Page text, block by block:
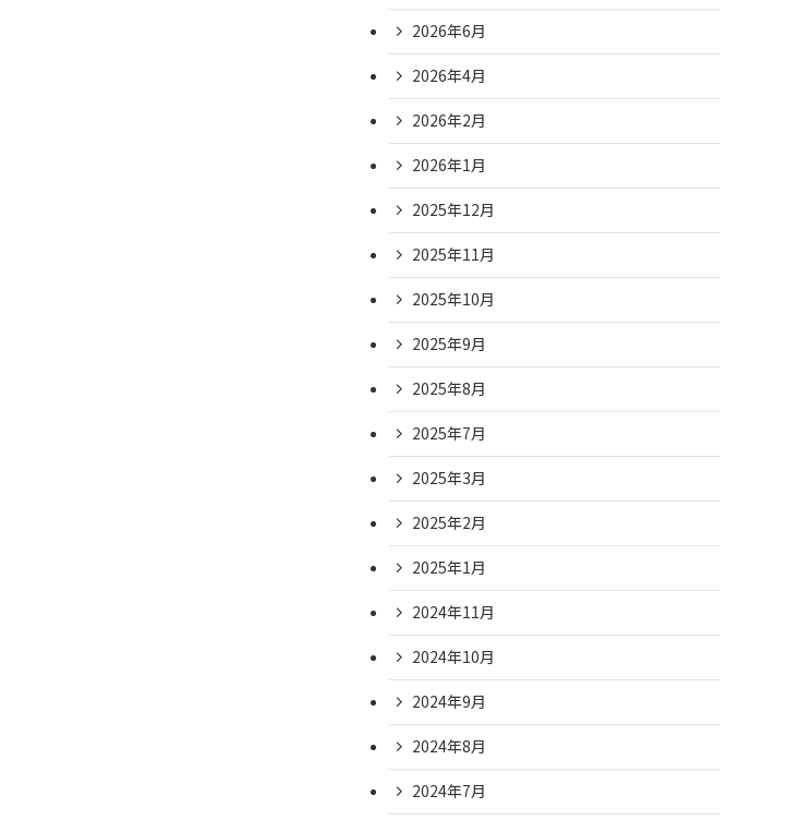
2026年6月
2026年4月
2026年2月
2026年1月
2025年12月
2025年11月
2025年10月
2025年9月
2025年8月
2025年7月
2025年3月
2025年2月
2025年1月
2024年11月
2024年10月
2024年9月
2024年8月
2024年7月